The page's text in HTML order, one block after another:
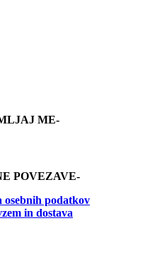
ME-
POVEZAVE-
osebnih podatkov
in dostava